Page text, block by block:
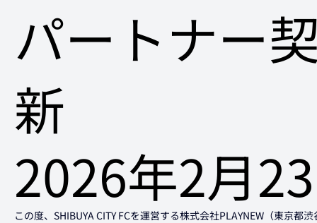
パートナー
新
2026年2月
この度、SHIBUYA CITY FCを運営する株式会社PLAYNEW（東京都